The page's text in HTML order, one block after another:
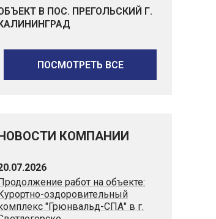
В ПОС. ПРЕГОЛЬСКИЙ Г.
ПОСМОТРЕТЬ ВСЕ
КОМПАНИИ
работ на объекте:
оздоровительный
"Грюнвальд-СПА" в г.